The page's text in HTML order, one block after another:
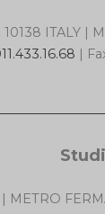
10138 ITALY |
|
METRO